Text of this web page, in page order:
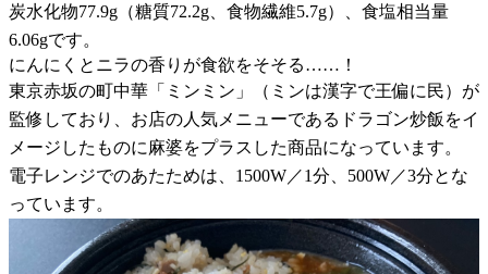
炭水化物77.9g（糖質72.2g、食物繊維5.7g）、食塩相当量
6.06gです。
にんにくとニラの香りが食欲をそそる……！
東京赤坂の町中華「ミンミン」（ミンは漢字で王偏に民）が
監修しており、お店の人気メニューであるドラゴン炒飯をイ
メージしたものに麻婆をプラスした商品になっています。
電子レンジでのあたためは、1500W／1分、500W／3分とな
っています。